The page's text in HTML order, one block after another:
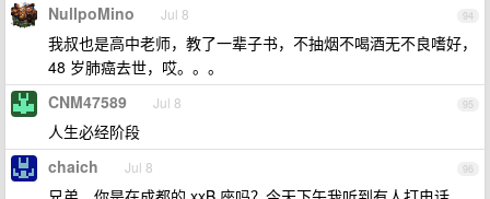
94
NullpoMino Jul 8
我叔也是高中老师，教了一辈子书，不抽烟不喝酒无不良嗜好，
48 岁肺癌去世，哎。。。
95
CNM47589 Jul 8
人生必经阶段
96
chaich Jul 8